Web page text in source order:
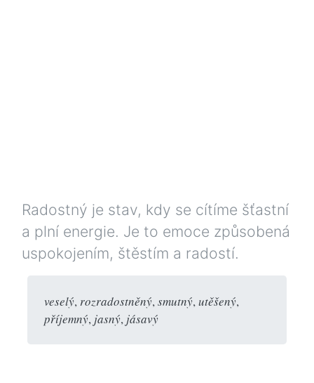
Radostný je stav, kdy se cítíme šťastní
a plní energie. Je to emoce způsobená
uspokojením, štěstím a radostí.
veselý, rozradostněný,smutný,utěšený,
příjemný, jasný, jásavý